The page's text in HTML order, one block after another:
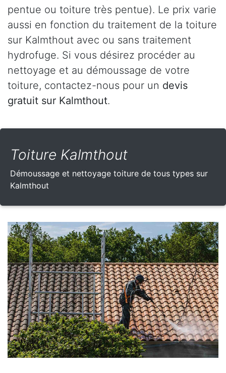
pentue ou toiture très pentue). Le prix varie
aussi en fonction du traitement de la toiture
sur Kalmthout avec ou sans traitement
hydrofuge. Si vous désirez procéder au
nettoyage et au démoussage de votre
toiture, contactez-nous pour un devis
gratuit sur Kalmthout.
Toiture Kalmthout
Démoussage et nettoyage toiture de tous types sur
Kalmthout